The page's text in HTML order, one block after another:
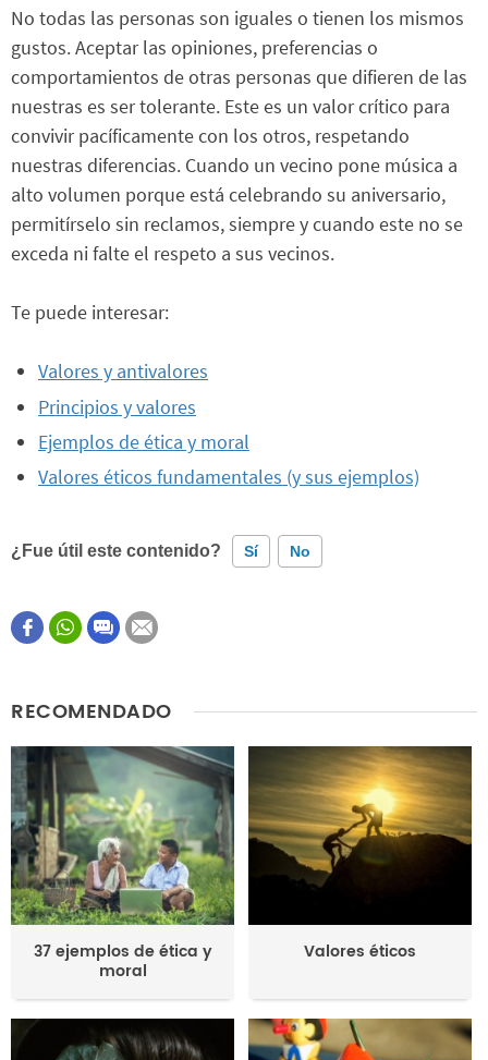
No todas las personas son iguales o tienen los mismos
gustos. Aceptar las opiniones, preferencias o
comportamientos de otras personas que difieren de las
nuestras es ser tolerante. Este es un valor crítico para
convivir pacíficamente con los otros, respetando
nuestras diferencias. Cuando un vecino pone música a
alto volumen porque está celebrando su aniversario,
permitírselo sin reclamos, siempre y cuando este no se
exceda ni falte el respeto a sus vecinos.
Te puede interesar:
Valores y antivalores
Principios y valores
Ejemplos de ética y moral
Valores éticos fundamentales (y sus ejemplos)
¿Fue útil este contenido? Sí No
Este contenido contiene información incorrecta
Otro
RECOMENDADO
37 ejemplos de ética y
moral
Valores éticos